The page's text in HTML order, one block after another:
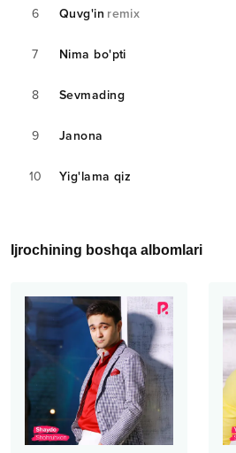
6 Quvg'in remix
7 Nima bo'pti
8 Sevmading
9 Janona
10 Yig'lama qiz
Ijrochining boshqa albomlari